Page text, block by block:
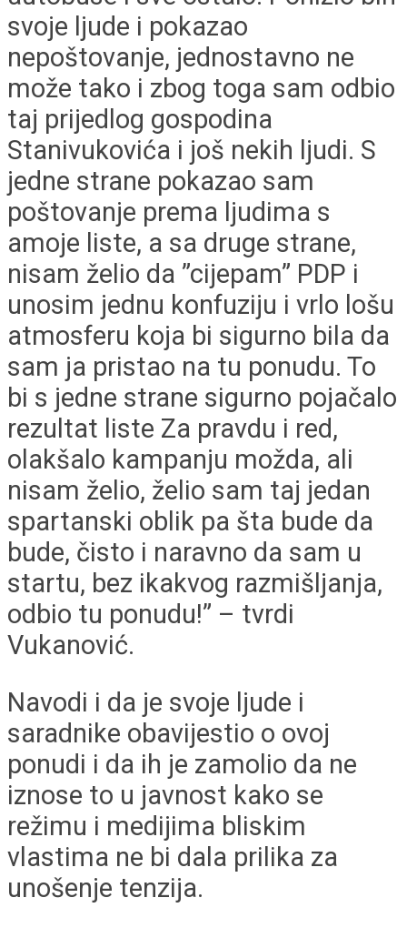
svoje ljude i pokazao
nepoštovanje, jednostavno ne
može tako i zbog toga sam odbio
taj prijedlog gospodina
Stanivukovića i još nekih ljudi. S
jedne strane pokazao sam
poštovanje prema ljudima s
amoje liste, a sa druge strane,
nisam želio da ”cijepam” PDP i
unosim jednu konfuziju i vrlo lošu
atmosferu koja bi sigurno bila da
sam ja pristao na tu ponudu. To
bi s jedne strane sigurno pojačalo
rezultat liste Za pravdu i red,
olakšalo kampanju možda, ali
nisam želio, želio sam taj jedan
spartanski oblik pa šta bude da
bude, čisto i naravno da sam u
startu, bez ikakvog razmišljanja,
odbio tu ponudu!” – tvrdi
Vukanović.
Navodi i da je svoje ljude i
saradnike obavijestio o ovoj
ponudi i da ih je zamolio da ne
iznose to u javnost kako se
režimu i medijima bliskim
vlastima ne bi dala prilika za
unošenje tenzija.